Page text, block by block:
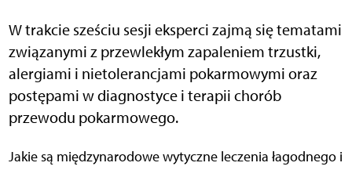
W trakcie sześciu sesji eksperci zajmą się tematami
związanymi z przewlekłym zapaleniem trzustki,
alergiami i nietolerancjami pokarmowymi oraz
postępami w diagnostyce i terapii chorób
przewodu pokarmowego.
Jakie są międzynarodowe wytyczne leczenia łagodnego i